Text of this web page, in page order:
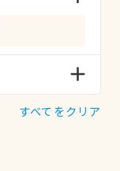
すべてをクリア